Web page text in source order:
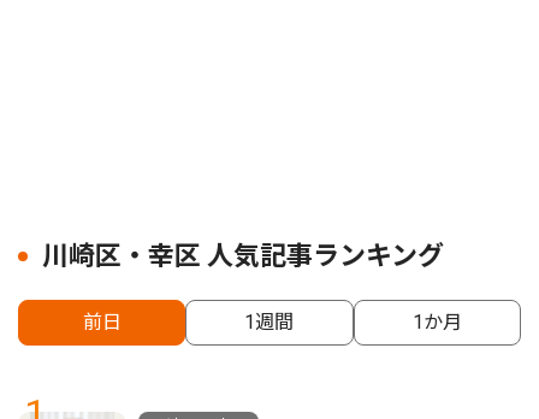
川崎区・幸区 人気記事ランキング
前日 1週間 1か月